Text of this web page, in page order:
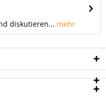
diskutieren... mehr